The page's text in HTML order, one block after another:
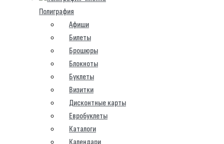
Полиграфия
Афиши
Билеты
Брошюры
Блокноты
Буклеты
Визитки
Дисконтные карты
Евробуклеты
Каталоги